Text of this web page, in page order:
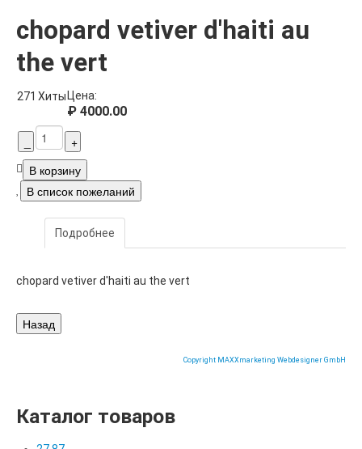
chopard vetiver d'haiti au
the vert
271 ХитыЦена:
₽ 4000.00
Подробнее
chopard vetiver d'haiti au the vert
Copyright MAXXmarketing Webdesigner GmbH
Каталог товаров